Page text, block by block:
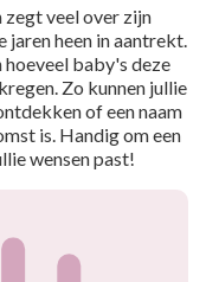
zegt veel over zijn
jaren heen in aantrekt.
baby's deze
Zo kunnen jullie
of een naam
is. Handig om een
wensen past!